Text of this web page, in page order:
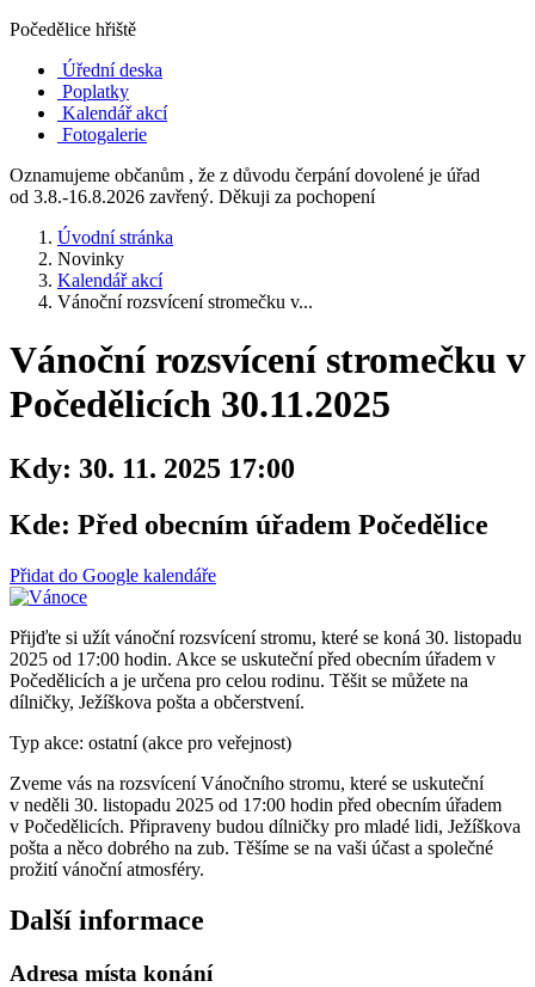
Počedělice hřiště
Úřední deska
Poplatky
Kalendář akcí
Fotogalerie
Oznamujeme občanům , že z důvodu čerpání dovolené je úřad
od 3.8.-16.8.2026 zavřený. Děkuji za pochopení
Úvodní stránka
Novinky
Kalendář akcí
Vánoční rozsvícení stromečku v...
Vánoční rozsvícení stromečku v
Počedělicích 30.11.2025
Kdy: 30. 11. 2025 17:00
Kde: Před obecním úřadem Počedělice
Přidat do Google kalendáře
Přijďte si užít vánoční rozsvícení stromu, které se koná 30. listopadu
2025 od 17:00 hodin. Akce se uskuteční před obecním úřadem v
Počedělicích a je určena pro celou rodinu. Těšit se můžete na
dílničky, Ježíškova pošta a občerstvení.
Typ akce: ostatní (akce pro veřejnost)
Zveme vás na rozsvícení Vánočního stromu, které se uskuteční
v neděli 30. listopadu 2025 od 17:00 hodin před obecním úřadem
v Počedělicích. Připraveny budou dílničky pro mladé lidi, Ježíškova
pošta a něco dobrého na zub. Těšíme se na vaši účast a společné
prožití vánoční atmosféry.
Další informace
Adresa místa konání